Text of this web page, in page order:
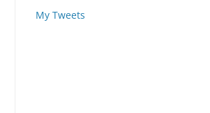
My Tweets